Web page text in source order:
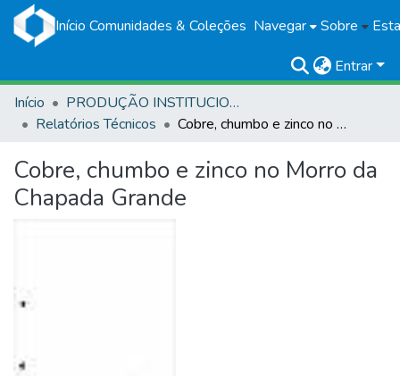
Início Comunidades & Coleções Navegar Sobre
Entrar
Início
PRODUÇÃO INSTITUCIONAL
Relatórios Técnicos
Cobre, chumbo e zinco no Morro da Chapada Grande
Cobre, chumbo e zinco no Morro da
Chapada Grande